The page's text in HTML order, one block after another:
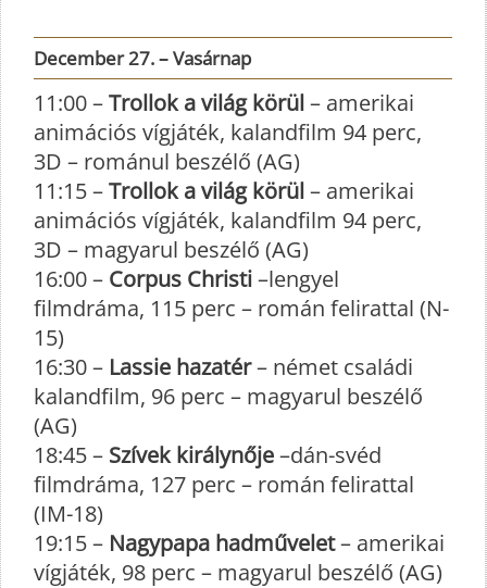
December 27. – Vasárnap
11:00 –Trollok a világ körül– amerikai
animációs vígjáték, kalandfilm 94 perc,
3D – románul beszélő (AG)
11:15 –Trollok a világ körül– amerikai
animációs vígjáték, kalandfilm 94 perc,
3D – magyarul beszélő (AG)
16:00 – Corpus Christi–lengyel
filmdráma, 115 perc – román felirattal (N-
15)
16:30 – Lassie hazatér– német családi
kalandfilm, 96 perc – magyarul beszélő
(AG)
18:45 – Szívek királynője–dán-svéd
filmdráma, 127 perc – román felirattal
(IM-18)
19:15 – Nagypapa hadművelet– amerikai
vígjáték, 98 perc – magyarul beszélő (AG)